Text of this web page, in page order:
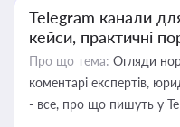
Telegram канали
кейси, практичні
Про що тема: Огляди
коментарі експертів,
- все, про що пишуть у